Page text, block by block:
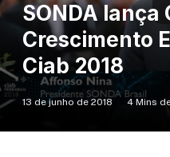
SONDA lança
Crescimento
Ciab 2018
13 de junho de 2018 4 Mins